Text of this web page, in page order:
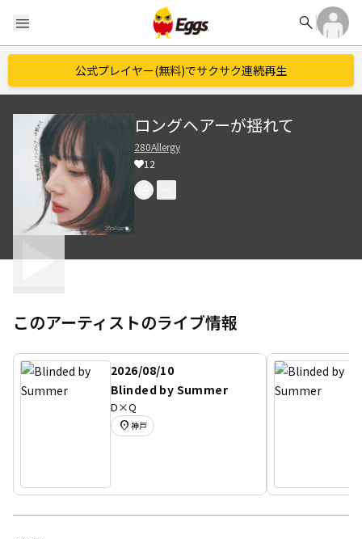
menu search
公式プレイヤー(無料)でサクサク連続再生
ロングヘアーが揺れて
280Allergy
12
このアーティストのライブ情報
2026/08/10
Blinded by Summer
D×Q
location_on 神戸